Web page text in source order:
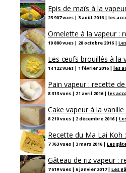
Epis de maïs à la
23 907 vues | 3 août 2016 | les
Omelette à la vapeur :
19 880 vues | 28 octobre 2016 |
Les œufs brouillés à la
14 122 vues | 1 février 2016 | les
Pain vapeur : recette
8 313 vues | 21 avril 2016 | les
Cake vapeur à la vanille
8 210 vues | 2 décembre 2016 |
Recette du Ma Lai Koh
7 763 vues | 3 mars 2016 | Les
Gâteau de riz vapeur :
7 619 vues | 6 janvier 2017| Les